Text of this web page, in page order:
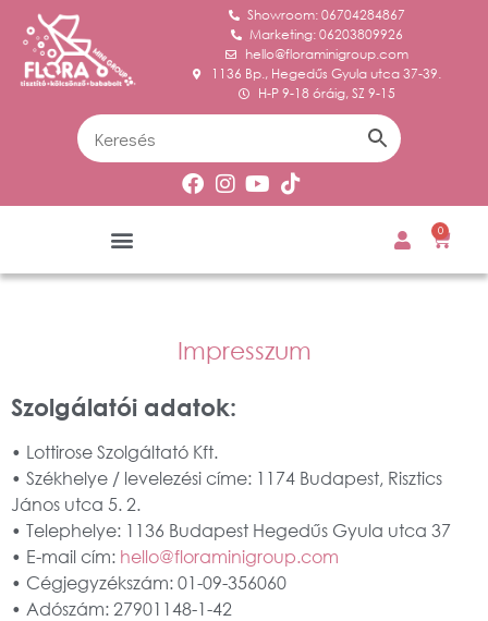
Showroom: 06704284867
Marketing: 06203809926
hello@floraminigroup.com
1136 Bp., Hegedűs Gyula utca 37-39.
H-P 9-18 óráig, SZ 9-15
0
Impresszum
Szolgálatói adatok:
• Lottirose Szolgáltató Kft.
• Székhelye / levelezési címe: 1174 Budapest, Risztics
János utca 5. 2.
• Telephelye: 1136 Budapest Hegedűs Gyula utca 37
• E-mail cím: hello@floraminigroup.com
• Cégjegyzékszám: 01-09-356060
• Adószám: 27901148-1-42